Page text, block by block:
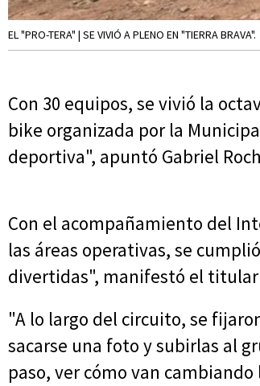
EL "PRO-TERA" | SE VIVIÓ A PLENO EN "TIERRA BRAVA".
Con 30 equipos, se vivió la
bike organizada por la
deportiva", apuntó Gabriel
Con el acompañamiento del
las áreas operativas, se
divertidas", manifestó el
"A lo largo del circuito, se
sacarse una foto y subirlas al
paso, ver cómo van